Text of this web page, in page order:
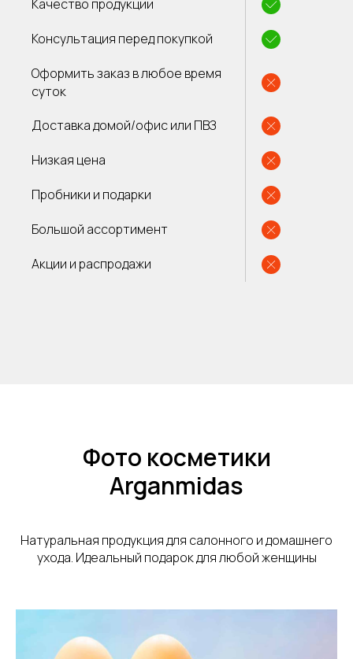
Качество продукции
Консультация перед покупкой
Оформить заказ в любое время
суток
Доставка домой/офис или ПВЗ
Низкая цена
Пробники и подарки
Большой ассортимент
Акции и распродажи
Фото косметики
Arganmidas
Натуральная продукция для салонного и домашнего
ухода. Идеальный подарок для любой женщины